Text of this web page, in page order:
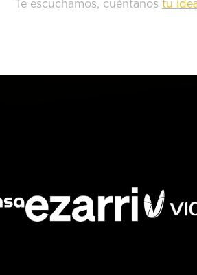
Te escuchamos, cuéntanos tu